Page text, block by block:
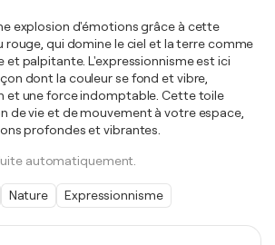
explosion d'émotions grâce à cette
rouge, qui domine le ciel et la terre comme
et palpitante. L'expressionnisme est ici
dont la couleur se fond et vibre,
et une force indomptable. Cette toile
de vie et de mouvement à votre espace,
profondes et vibrantes.
automatiquement.
Nature Expressionnisme